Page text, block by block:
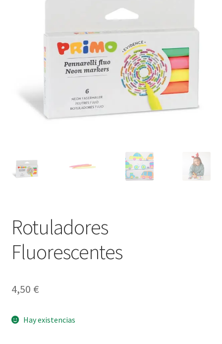
Rotuladores
Fluorescentes
4,50 €
Hay existencias